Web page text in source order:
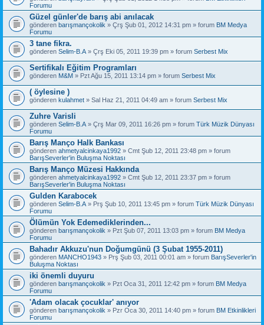
Forumu
Güzel günler'de barış abi anılacak
gönderen barışmançokolik » Çrş Şub 01, 2012 14:31 pm » forum BM Medya
Forumu
3 tane fikra.
gönderen Selim-B.A » Çrş Eki 05, 2011 19:39 pm » forum Serbest Mix
Sertifikalı Eğitim Programları
gönderen M&M » Pzt Ağu 15, 2011 13:14 pm » forum Serbest Mix
( öylesine )
gönderen kulahmet » Sal Haz 21, 2011 04:49 am » forum Serbest Mix
Zuhre Varisli
gönderen Selim-B.A » Çrş Mar 09, 2011 16:26 pm » forum Türk Müzik Dünyası
Forumu
Barış Manço Halk Bankası
gönderen ahmetyalcinkaya1992 » Cmt Şub 12, 2011 23:48 pm » forum
BarışSeverler'in Buluşma Noktası
Barış Manço Müzesi Hakkında
gönderen ahmetyalcinkaya1992 » Cmt Şub 12, 2011 23:37 pm » forum
BarışSeverler'in Buluşma Noktası
Gulden Karabocek
gönderen Selim-B.A » Prş Şub 10, 2011 13:45 pm » forum Türk Müzik Dünyası
Forumu
Ölümün Yok Edemediklerinden...
gönderen barışmançokolik » Pzt Şub 07, 2011 13:03 pm » forum BM Medya
Forumu
Bahadır Akkuzu'nun Doğumgünü (3 Şubat 1955-2011)
gönderen MANCHO1943 » Prş Şub 03, 2011 00:01 am » forum BarışSeverler'in
Buluşma Noktası
iki önemli duyuru
gönderen barışmançokolik » Pzt Oca 31, 2011 12:42 pm » forum BM Medya
Forumu
'Adam olacak çocuklar' anıyor
gönderen barışmançokolik » Pzr Oca 30, 2011 14:40 pm » forum BM Etkinlikleri
Forumu